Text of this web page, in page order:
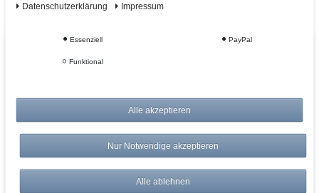
Risikolos: 14 Tage Rückgabe
Über 20.000 Artikel
Schnelle Lieferung
Daten­schutz­erklärung Impressum
Essenziell PayPal
Funktional
Alle akzeptieren
Nur Notwendige akzeptieren
Alle ablehnen